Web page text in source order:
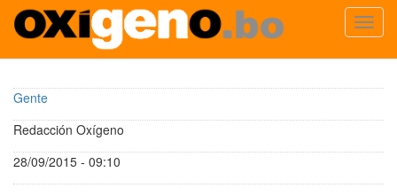
contenido
principal
Gente
Redacción Oxígeno
28/09/2015 - 09:10